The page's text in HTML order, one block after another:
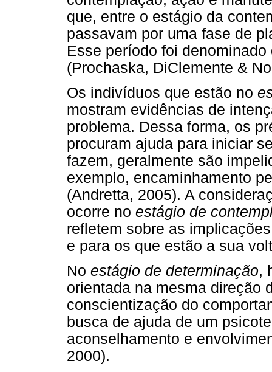
que, entre o estágio da
passavam por uma fase de
Esse período foi
(Prochaska, DiClemente &
Os indivíduos que estão no
mostram evidências de
problema. Dessa forma, os
procuram ajuda para iniciar
fazem, geralmente são
exemplo, encaminhamento
(Andretta, 2005). A
ocorre no estágio de
refletem sobre as
e para os que estão a sua
No estágio de determinação,
orientada na mesma direção
conscientização do
busca de ajuda de um
aconselhamento e
2000).